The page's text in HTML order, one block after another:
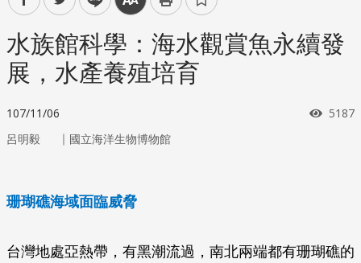
水族館科學：海水觀賞魚永續發
展，水產養殖培育
107/11/06 瀏覽
5187
呂明毅 ｜ 國立海洋生物博物館
珊瑚礁海域面臨威脅
台灣地處亞熱帶，有黑潮流過，南北兩端都有珊瑚礁的